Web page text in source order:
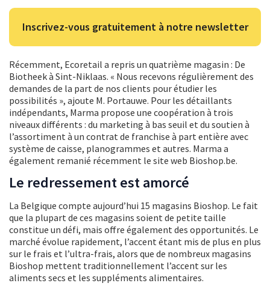
Inscrivez-vous gratuitement à notre newsletter
Récemment, Ecoretail a repris un quatrième magasin : De
Biotheek à Sint-Niklaas. « Nous recevons régulièrement des
demandes de la part de nos clients pour étudier les
possibilités », ajoute M. Portauwe. Pour les détaillants
indépendants, Marma propose une coopération à trois
niveaux différents : du marketing à bas seuil et du soutien à
l’assortiment à un contrat de franchise à part entière avec
système de caisse, planogrammes et autres. Marma a
également remanié récemment le site web Bioshop.be.
Le redressement est amorcé
La Belgique compte aujourd’hui 15 magasins Bioshop. Le fait
que la plupart de ces magasins soient de petite taille
constitue un défi, mais offre également des opportunités. Le
marché évolue rapidement, l’accent étant mis de plus en plus
sur le frais et l’ultra-frais, alors que de nombreux magasins
Bioshop mettent traditionnellement l’accent sur les
aliments secs et les suppléments alimentaires.